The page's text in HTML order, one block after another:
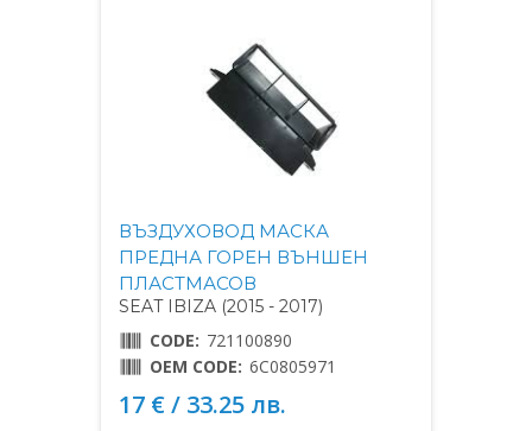
ВЪЗДУХОВОД МАСКА
ПРЕДНА ГОРЕН ВЪНШЕН
ПЛАСТМАСОВ
SEAT IBIZA (2015 - 2017)
CODE: 721100890
OEM CODE: 6C0805971
17 € / 33.25 лв.